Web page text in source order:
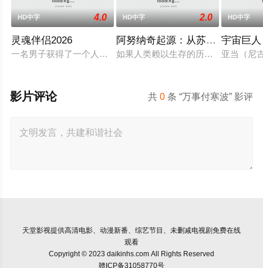
HD中字 4.0
灵魂伴侣2026
一名男子获得了一个人工智能机器人，以应对刚刚去世的妻子
HD中字 2.0
阿努纳奇起源：从苏美尔到南美
如果人类赖以生存的历史，从一开
HD中字
宇宙巨
亚当（尼
共0 条 “万事付寒波” 影评
影片评论
天堂影视提供高清电影、动漫新番、综艺节目、未删减电视剧免费在线
观看
Copyright © 2023 daikinhs.com All Rights Reserved
赣ICP备31058770号